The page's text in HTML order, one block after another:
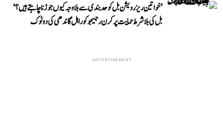
’خواتین ریزرویشن بل کو حدبندی سے بلا وجہ کیوں جوڑنا چاہتے ہیں؟‘
بل کی بلا شرط حمایت پر کرن رجیجو کو راہل گاندھی کی دوٹوک
ADVERTISEMENT